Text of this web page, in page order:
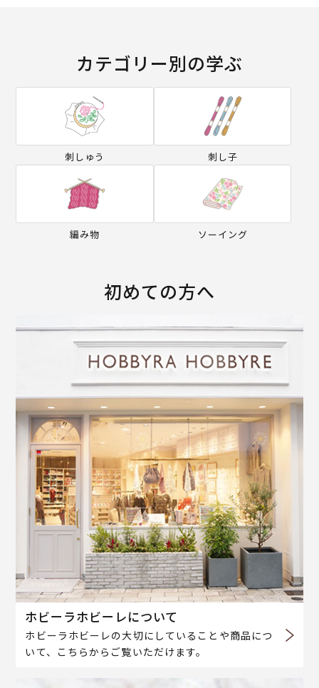
カテゴリー別の学ぶ
刺しゅう 刺し子
編み物 ソーイング
初めての方へ
ホビーラホビーレについて
ホビーラホビーレの大切にしていることや商品につ
いて、こちらからご覧いただけます。